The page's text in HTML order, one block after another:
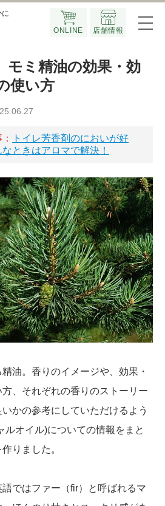
に
ONLINE 店舗情報
モミ精油の効果・効
使い方
トイレ芳香剤のにおいが好
ときはアロマで解決！
油。香りのイメージや、効果・
、それぞれの香りのストーリー
かの参考にしていただけるよう
ルオイル)についての情報をまと
りました。
語ではファー（fir）と呼ばれるマ